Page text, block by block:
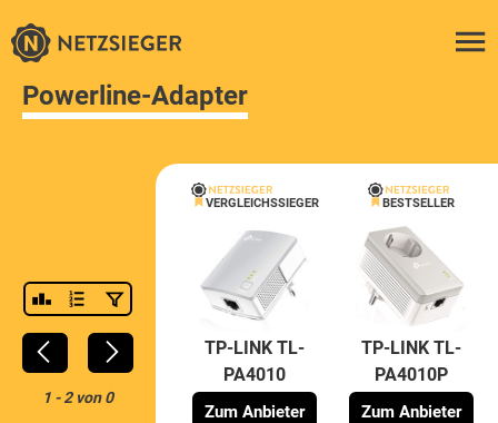
Powerline-Adapter
1-2von0
VERGLEICHSSIEGER
TP-LINK TL-
PA4010
Zum Anbieter
BESTSELLER
TP-LINK TL-
PA4010P
Zum Anbieter